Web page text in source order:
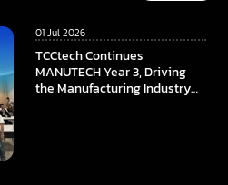
01 Jul 2026
TCCtech Continues
MANUTECH Year 3, Driving
the Manufacturing Industry